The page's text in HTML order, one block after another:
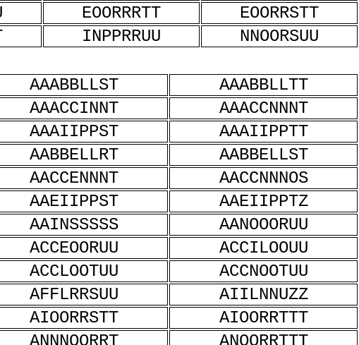
EOORRRTT
EOORRSTT
INPPRRUU NNOORSUU
AAABBLLST
AAABBLLTT
AAACCINNT
AAACCNNNT
AAAIIPPST
AAAIIPPTT
AABBELLRT
AABBELLST
AACCENNNT
AACCNNNOS
AAEIIPPST
AAEIIPPTZ
AAINSSSSS
AANOOORUU
ACCEOORUU
ACCILOOUU
ACCLOOTUU
ACCNOOTUU
AFFLRRSUU
AIILNNUZZ
AIOORRSTT
AIOORRTTT
ANNNOORRT ANOORRTTT